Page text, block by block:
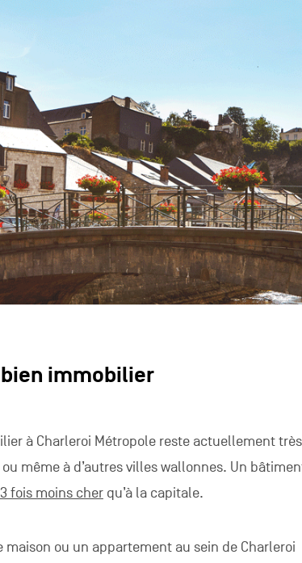
immobilier
à Charleroi Métropole reste actuellement très
même à d’autres villes wallonnes. Un
fois moins cherqu’à la capitale.
ou un appartement au sein de Charleroi